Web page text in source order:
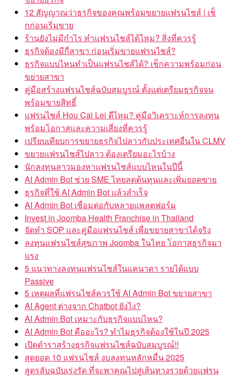
12 สัญญาณว่าธุรกิจของคุณพร้อมขยายแฟรนไชส์ | เช็
กก่อนเริ่มขาย
ร้านยังไม่มีกำไร ทำแฟรนไชส์ได้ไหม? สิ่งที่ควรรู้
ธุรกิจต้องมีกี่สาขา ก่อนเริ่มขายแฟรนไชส์?
ธุรกิจแบบไหนทำเป็นแฟรนไชส์ได้? เช็กความพร้อมก่อน
ขยายสาขา
คู่มือสร้างแฟรนไชส์ฉบับสมบูรณ์ ตั้งแต่เตรียมธุรกิจจน
พร้อมขายสิทธิ์
แฟรนไชส์ Hou Cai Lei ดีไหม? คู่มือวิเคราะห์การลงทุน
พร้อมโอกาสและความเสี่ยงที่ควรรู้
เปรียบเทียบการขยายธุรกิจไปลาวกับประเทศอื่นใน CLMV
ขยายแฟรนไชส์ไปลาว ต้องเตรียมอะไรบ้าง
นักลงทุนลาวมองหาแฟรนไชส์แบบไหนในปีนี้
AI Admin Bot ช่วย SME ไทยลดต้นทุนและเพิ่มยอดขาย
ธุรกิจที่ใช้ AI Admin Bot แล้วสำเร็จ
AI Admin Bot เชื่อมต่อกับหลายแพลตฟอร์ม
Invest in Joomba Health Franchise in Thailand
จัดทำ SOP และคู่มือแฟรนไชส์ เพื่อขยายสาขาได้จริง
ลงทุนแฟรนไชส์สุขภาพ Joomba ในไทย โอกาสธุรกิจมา
แรง
5 แนวทางลงทุนแฟรนไชส์ในแคนาดา รายได้แบบ
Passive
5 เหตุผลที่แฟรนไชส์ควรใช้ AI Admin Bot ขยายสาขา
AI Agent ต่างจาก Chatbot ยังไง?
AI Admin Bot เหมาะกับธุรกิจแบบไหน?
AI Admin Bot คืออะไร? ทำไมธุรกิจต้องใช้ในปี 2025
เปิดตำราสร้างธุรกิจแฟรนไชส์ฉบับสมบูรณ์!!
สุดยอด 10 แฟรนไชส์ งบลงทุนหลักหมื่น 2025
สูตรลับฉบับเร่งรัด ที่จะพาคุณไปสู่เส้นทางรวยด้วยแฟรน